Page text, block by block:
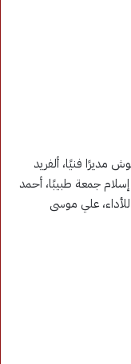
مديرًا فنيًا، ألفريد
جمعة طبيبًا، أحمد
علي موسى